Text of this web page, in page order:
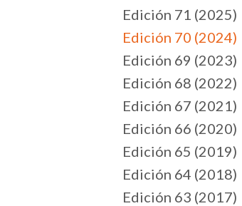
Edición 71 (2025)
Edición 70 (2024)
Edición 69 (2023)
Edición 68 (2022)
Edición 67 (2021)
Edición 66 (2020)
Edición 65 (2019)
Edición 64 (2018)
Edición 63 (2017)